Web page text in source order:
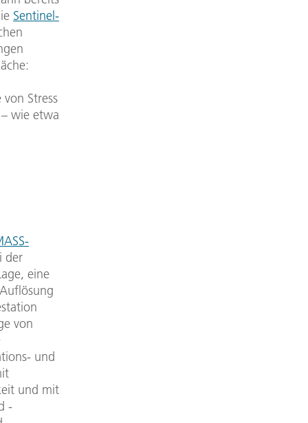
Sentinel-
Stress
wie etwa
der
eine
von
und
und mit
-